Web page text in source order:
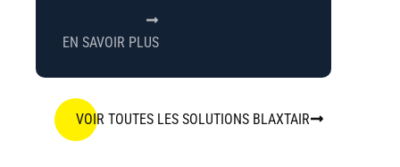
EN SAVOIR PLUS
VOIR TOUTES LES SOLUTIONS BLAXTAIR